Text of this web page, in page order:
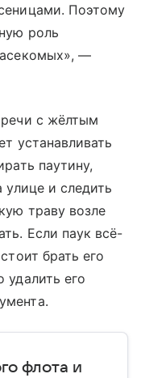
Поэтому
роль
—
с жёлтым
устанавливать
паутину,
улице и следить
траву возле
Если паук всё-
брать его
удалить его
флота и